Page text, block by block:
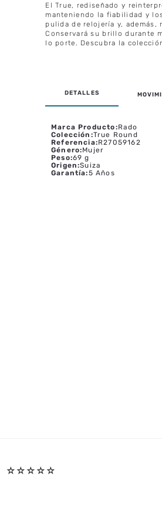
El True, rediseñado y
manteniendo la fiabilidad y
pulida de relojería y,
Conservará su brillo durante
lo porte. Descubra la
Marca Producto:Rado
Colección :True Round
Referencia:R27059162
Género:Mujer
Peso:69 g
Origen:Suiza
Garantía:5 Años
☆ ☆ ☆ ☆ ☆